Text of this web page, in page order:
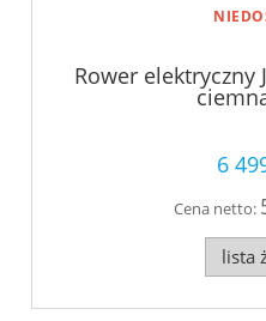
Rower elektryczny
6
Cena netto:
lista